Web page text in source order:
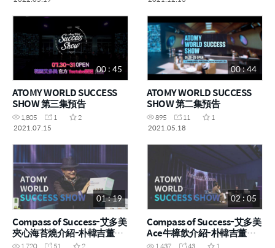
00 : 45
ATOMY WORLD SUCCESS
SHOW 第三集預告
1,805 1
2
2021.07.15
00 : 44
ATOMY WORLD SUCCESS
SHOW 第二集預告
895 11
1
2021.05.18
01 : 19
Compass of Success-艾多美
夾心海苔燒介紹-朴韓吉董事
長
02 : 05
Compass of Success-艾多美
Ace牛樟飲介紹-朴韓吉董事
長